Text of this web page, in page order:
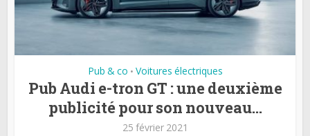
Pub & co • Voitures électriques
Pub Audi e-tron GT : une deuxième
publicité pour son nouveau...
25 février 2021